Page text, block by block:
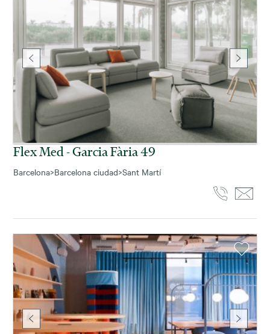
Flex Med - Garcia Fària 49
Barcelona>Barcelona ciudad>Sant Martí